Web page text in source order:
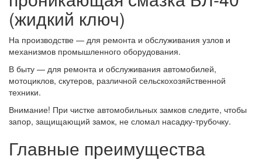
(жидкий ключ)
На производстве — для ремонта и обслуживания узлов и
механизмов промышленного оборудования.
В быту — для ремонта и обслуживания автомобилей,
мотоциклов, скутеров, различной сельскохозяйственной
техники.
Внимание! При чистке автомобильных замков следите, чтобы
запор, защищающий замок, не сломал насадку-трубочку.
Главные преимущества